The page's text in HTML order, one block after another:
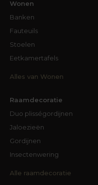
Wonen
Banken
Fauteuils
Stoelen
Eetkamertafels
Alles van Wonen
Raamdecoratie
Duo plisségordijnen
Jaloezieën
Gordijnen
Insectenwering
Alle raamdecoratie